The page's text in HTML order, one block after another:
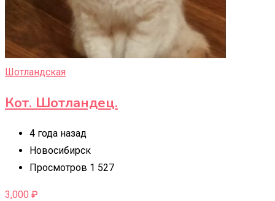
Шотландская
Кот. Шотландец.
4 года назад
Новосибирск
Просмотров 1 527
3,000 ₽